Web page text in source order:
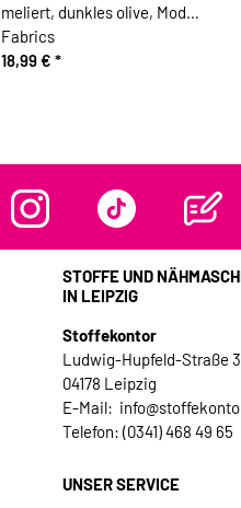
meliert, dunkles olive, Moda
Fabrics
18,99 € *
STOFFE UND
IN LEIPZIG
Stoffekontor
Ludwig-Hupfeld-Straße
04178 Leipzig
E-Mail:
Telefon: (0341) 468 49 65
UNSER SERVICE